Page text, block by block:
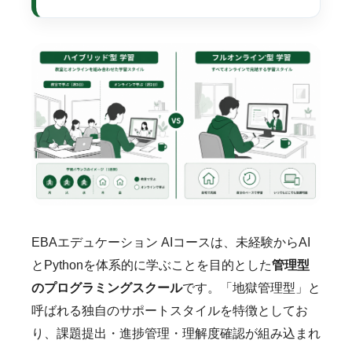
EBAエデュケーション AIコースは、未経験からAI
とPythonを体系的に学ぶことを目的とした管理型
のプログラミングスクールです。「地獄管理型」と
呼ばれる独自のサポートスタイルを特徴としてお
り、課題提出・進捗管理・理解度確認が組み込まれ